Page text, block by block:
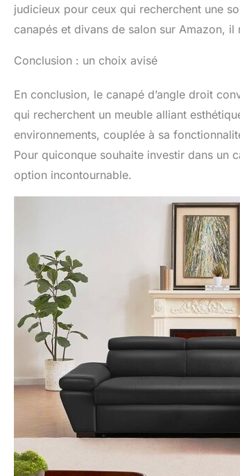
judicieux pour ceux qui recherchent une
canapés et divans de salon sur Amazon,
Conclusion : un choix avisé
En conclusion, le canapé d’angle droit
qui recherchent un meuble alliant
environnements, couplée à sa
Pour quiconque souhaite investir dans un
option incontournable.